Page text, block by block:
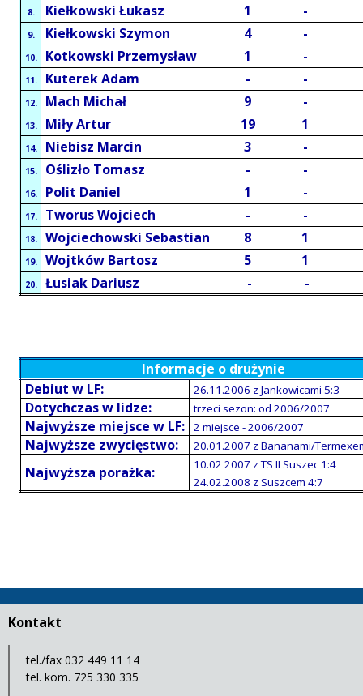
8. Kiełkowski Łukasz 1 -
9. Kiełkowski Szymon 4 -
10. Kotkowski Przemysław 1 -
11. Kuterek Adam - -
12. Mach Michał 9 -
13. Miły Artur 19 1
14. Niebisz Marcin 3 -
15. Oślizło Tomasz - -
16. Polit Daniel 1 -
17. Tworus Wojciech - -
18. Wojciechowski Sebastian 8 1
19. Wojtków Bartosz 5 1
20. Łusiak Dariusz - -
Informacje o drużynie
Debiut w LF:
26.11.2006 z Jankowicami 5:3
Dotychczas w lidze: trzeci sezon: od 2006/2007
Najwyższe miejsce w LF: 2 miejsce - 2006/2007
Najwyższe zwycięstwo: 20.01.2007 z Bananami/
Najwyższa porażka:
10.02 2007 z TS II Suszec 1:4
24.02.2008 z Suszcem 4:7
Kontakt
tel./fax 032 449 11 14
tel. kom. 725 330 335